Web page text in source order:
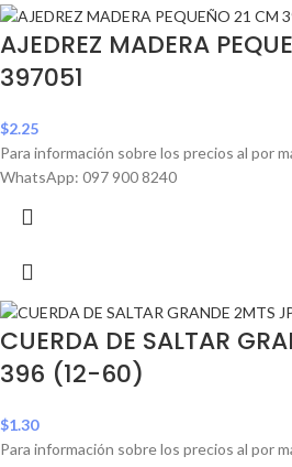
AJEDREZ MADERA
397051
$2.25
Para información sobre los precios al por
WhatsApp: 097 900 8240
CUERDA DE SALTAR
396 (12-60)
$1.30
Para información sobre los precios al por